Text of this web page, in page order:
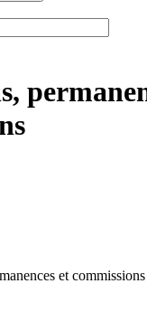
et commissions